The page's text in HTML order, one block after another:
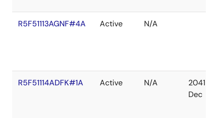
R5F51113AGNF#4A Active N/A
R5F51114ADFK#1A Active N/A
2041
Dec